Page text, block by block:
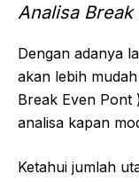
Analisa Break
Dengan adanya
akan lebih
Break Even Pont
analisa kapan
Ketahui jumlah